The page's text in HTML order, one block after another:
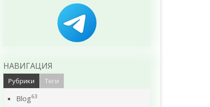
НАВИГАЦИЯ
Рубрики Теги
Blog63